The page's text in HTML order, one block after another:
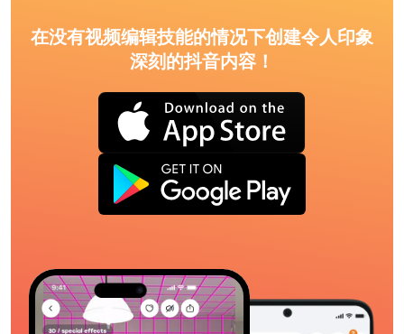
在没有视频编辑技能的情况下创建令人印象
深刻的抖音内容！